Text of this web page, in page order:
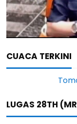
CUACA TERKINI
LUGAS 28TH